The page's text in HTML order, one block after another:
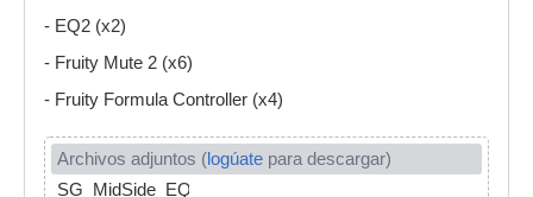
- EQ2 (x2)
- Fruity Mute 2 (x6)
- Fruity Formula Controller (x4)
Archivos adjuntos (logúate para descargar)
SG_MidSide_EQ.fst